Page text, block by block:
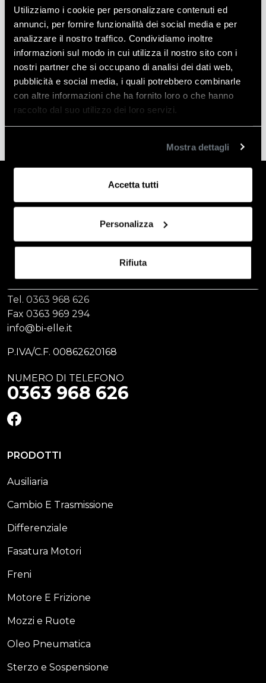
Utilizziamo i cookie per personalizzare contenuti ed
annunci, per fornire funzionalità dei social media e per
analizzare il nostro traffico. Condividiamo inoltre
informazioni sul modo in cui utilizza il nostro sito con i
nostri partner che si occupano di analisi dei dati web,
pubblicità e social media, i quali potrebbero combinarle
con altre informazioni che ha fornito loro o che hanno
raccolto dal suo utilizzo dei loro servizi.
Mostra dettagli
Accetta tutti
Personalizza
Rifiuta
Informazioni aggiuntive
Peso 5 kg
BI. ELLE di Agosti & C. s.a.s
24054 Calcio (BG)
Tel. 0363 968 626
Fax 0363 969 294
info@bi-elle.it
P.IVA/C.F. 00862620168
NUMERO DI TELEFONO
0363 968 626
FACEBOOK
PRODOTTI
Ausiliaria
Cambio E Trasmissione
Differenziale
Fasatura Motori
Freni
Motore E Frizione
Mozzi e Ruote
Oleo Pneumatica
Sterzo e Sospensione